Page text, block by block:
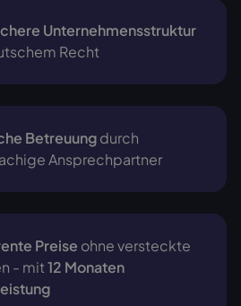
Unternehmensstruktur
Recht
Betreuungdurch
Ansprechpartner
Preise ohne versteckte
- mit12 Monaten